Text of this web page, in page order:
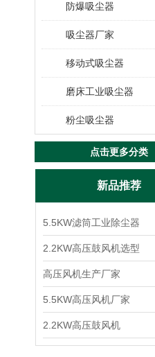
防爆吸尘器
吸尘器厂家
移动式吸尘器
磨床工业吸尘器
粉尘吸尘器
点击更多分类
新品推荐
5.5KW滤筒工业除尘器
2.2KW高压鼓风机选型
高压风机生产厂家
5.5KW高压风机厂家
2.2KW高压鼓风机